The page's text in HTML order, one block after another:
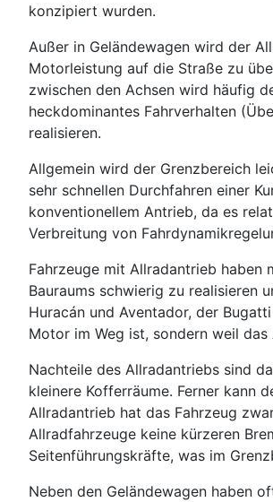
konzipiert wurden.
Außer in Geländewagen wird der
Motorleistung auf die Straße zu
zwischen den Achsen wird häufig
heckdominantes Fahrverhalten
realisieren.
Allgemein wird der Grenzbereich
sehr schnellen Durchfahren einer
konventionellem Antrieb, da es
Verbreitung von
Fahrzeuge mit Allradantrieb
Bauraums schwierig zu realisieren
Huracán und Aventador, der
Motor im Weg ist, sondern weil
Nachteile des Allradantriebs sind
kleinere Kofferräume. Ferner kann
Allradantrieb hat das Fahrzeug
Allradfahrzeuge keine kürzeren
Seitenführungskräfte, was im
Neben den Geländewagen haben